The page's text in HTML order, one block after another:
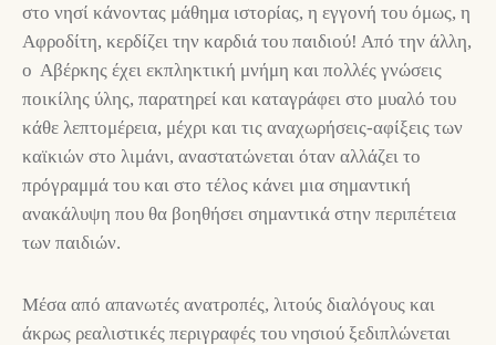
στο νησί κάνοντας μάθημα ιστορίας, η εγγονή του όμως, η
Αφροδίτη, κερδίζει την καρδιά του παιδιού! Από την άλλη,
ο Αβέρκης έχει εκπληκτική μνήμη και πολλές γνώσεις
ποικίλης ύλης, παρατηρεί και καταγράφει στο μυαλό του
κάθε λεπτομέρεια, μέχρι και τις αναχωρήσεις-αφίξεις των
καϊκιών στο λιμάνι, αναστατώνεται όταν αλλάζει το
πρόγραμμά του και στο τέλος κάνει μια σημαντική
ανακάλυψη που θα βοηθήσει σημαντικά στην περιπέτεια
των παιδιών.
Μέσα από απανωτές ανατροπές, λιτούς διαλόγους και
άκρως ρεαλιστικές περιγραφές του νησιού ξεδιπλώνεται